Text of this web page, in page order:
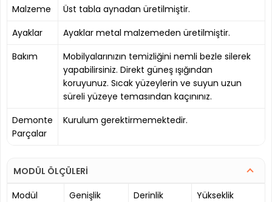
Malzeme
Üst tabla aynadan üretilmiştir.
Ayaklar
Ayaklar metal malzemeden üretilmiştir.
Bakım
Mobilyalarınızın temizliğini nemli bezle silerek
yapabilirsiniz. Direkt güneş ışığından
koruyunuz. Sıcak yüzeylerin ve suyun uzun
süreli yüzeye temasından kaçınınız.
Demonte
Parçalar
Kurulum gerektirmemektedir.
MODÜL ÖLÇÜLERİ
Modül
Genişlik Derinlik
Yükseklik